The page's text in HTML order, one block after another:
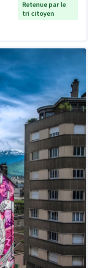
Retenue par le
tri citoyen